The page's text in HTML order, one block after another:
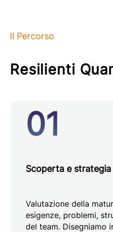
Il Percorso
Resilienti
01
Scoperta e
Valutazione della
esigenze, problemi,
del team. Disegniamo